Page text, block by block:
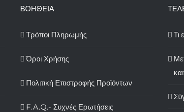
ΒΟΗΘΕΙΑ
Τρόποι Πληρωμής
Όροι Χρήσης
Πολιτική Επιστροφής Προϊόντων
F.A.Q.- Συχνές Ερωτήσεις
Τι